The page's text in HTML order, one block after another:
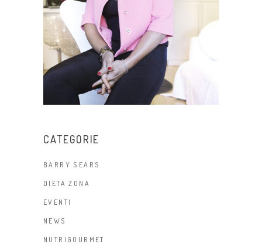
CATEGORIE
BARRY SEARS
DIETA ZONA
EVENTI
NEWS
NUTRIGOURMET